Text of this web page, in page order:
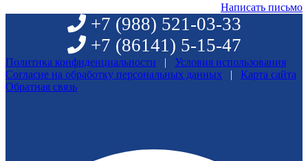
Написать письмо
+7 (988) 521-03-33
+7 (86141) 5-15-47
Политика конфиденциальности |
Условия использования
Согласие на обработку персональных данных
|
Карта сайта
Обратная связь